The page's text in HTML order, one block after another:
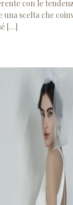
con le
una scelta che
[…]